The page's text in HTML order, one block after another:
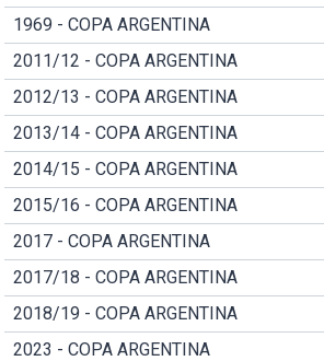
1969 - COPA ARGENTINA
2011/12 - COPA ARGENTINA
2012/13 - COPA ARGENTINA
2013/14 - COPA ARGENTINA
2014/15 - COPA ARGENTINA
2015/16 - COPA ARGENTINA
2017 - COPA ARGENTINA
2017/18 - COPA ARGENTINA
2018/19 - COPA ARGENTINA
2023 - COPA ARGENTINA